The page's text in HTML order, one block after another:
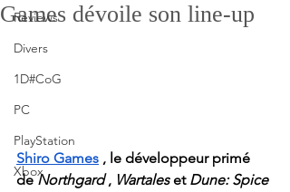
Reviews
Divers
1D#CoG
PC
PlayStation
Xbox
Games dévoile son line-up
Shiro Games , le développeur primé
de Northgard , Wartales et Dune: Spice